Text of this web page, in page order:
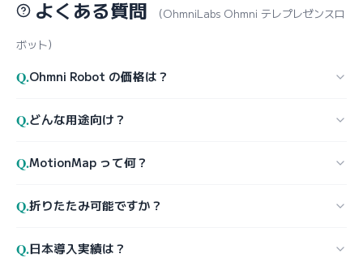
よくある質問
（OhmniLabs Ohmni テレプレゼンスロ
ボット）
Q.Ohmni Robot の価格は？
Q.どんな用途向け？
Q.MotionMap って何？
Q.折りたたみ可能ですか？
Q.日本導入実績は？